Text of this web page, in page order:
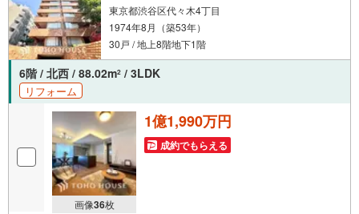
東京都渋谷区代々木4丁目
1974年8月（築53年）
30戸 / 地上8階地下1階
6階 / 北西 / 88.02m2 / 3LDK
リフォーム
画像36枚
1億1,990万円
成約でもらえる